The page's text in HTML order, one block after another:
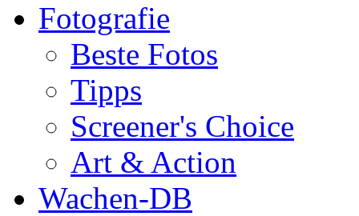
Fotografie
Beste Fotos
Tipps
Screener's Choice
Art & Action
Wachen-DB